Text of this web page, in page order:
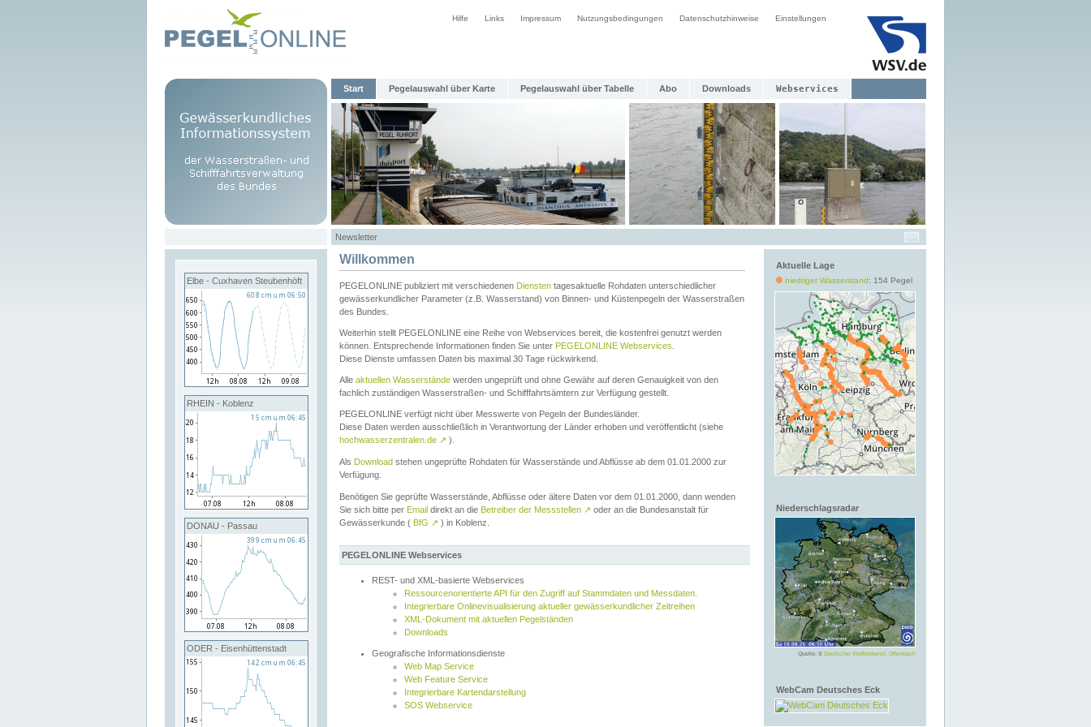
Hilfe Links Impressum Nutzungsbedingungen Datenschutzhinweise Einstellungen
Start Pegelauswahl über Karte Pegelauswahl über Tabelle Abo Downloads Webservices
Newsletter
Elbe - Cuxhaven Steubenhöft
RHEIN - Koblenz
DONAU - Passau
ODER - Eisenhüttenstadt
Aktuelle Lage
niedriger Wasserstand: 154 Pegel
Niederschlagsradar
Quelle: © Deutscher Wetterdienst, Offenbach
WebCam Deutsches Eck
Willkommen
PEGELONLINE publiziert mit verschiedenen Diensten tagesaktuelle Rohdaten unterschiedlicher
gewässerkundlicher Parameter (z.B. Wasserstand) von Binnen- und Küstenpegeln der Wasserstraßen
des Bundes.
Weiterhin stellt PEGELONLINE eine Reihe von Webservices bereit, die kostenfrei genutzt werden
können. Entsprechende Informationen finden Sie unter PEGELONLINE Webservices
Diese Dienste umfassen Daten bis maximal 30 Tage rückwirkend.
Alle aktuellen Wasserstände werden ungeprüft und ohne Gewähr auf deren Genauigkeit von den
fachlich zuständigen Wasserstraßen- und Schifffahrtsämtern zur Verfügung gestellt.
PEGELONLINE verfügt nicht über Messwerte von Pegeln der Bundesländer.
Diese Daten werden ausschließlich in Verantwortung der Länder erhoben und veröffentlicht (siehe
hochwasserzentralen.de ↗ ).
Als Download stehen ungeprüfte Rohdaten für Wasserstände und Abflüsse ab dem 01.01.2000 zur
Verfügung.
Benötigen Sie geprüfte Wasserstände, Abflüsse oder ältere Daten vor dem 01.01.2000, dann wenden
Sie sich bitte per Email direkt an die Betreiber der Messstellen ↗ oder an die Bundesanstalt für
Gewässerkunde ( BfG ↗ ) in Koblenz.
PEGELONLINE Webservices
REST- und XML-basierte Webservices
Ressourcenorientierte API für den Zugriff auf Stammdaten und Messdaten.
Integrierbare Onlinevisualisierung aktueller gewässerkundlicher Zeitreihen
XML-Dokument mit aktuellen Pegelständen
Downloads
Geografische Informationsdienste
Web Map Service
Web Feature Service
Integrierbare Kartendarstellung
SOS Webservice